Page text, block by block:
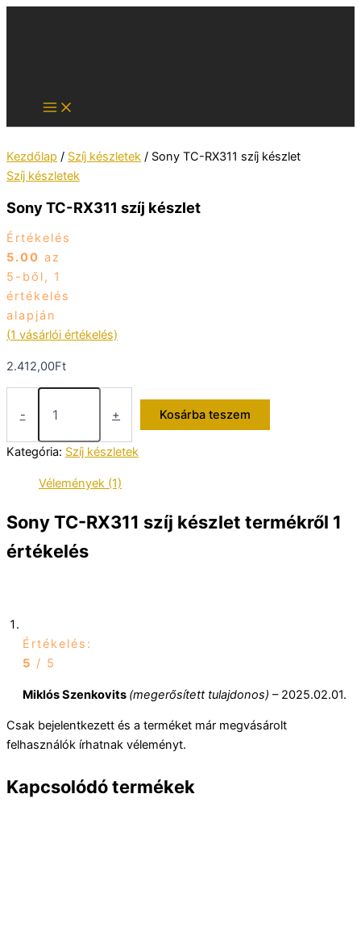
Kezdőlap / Szíj készletek / Sony TC-RX311 szíj készlet
Szíj készletek
Sony TC-RX311 szíj készlet
Értékelés
5.00 az
5-ből, 1
értékelés
alapján
(1 vásárlói értékelés)
2.412,00Ft
-
szíj
készlet
mennyiség
+ Kosárba teszem
Kategória: Szíj készletek
Vélemények (1)
Sony TC-RX311 szíj készlet termékről 1
értékelés
Értékelés:
5 / 5
Miklós Szenkovits (megerősített tulajdonos) – 2025.02.01.
Csak bejelentkezett és a terméket már megvásárolt
felhasználók írhatnak véleményt.
Kapcsolódó termékek